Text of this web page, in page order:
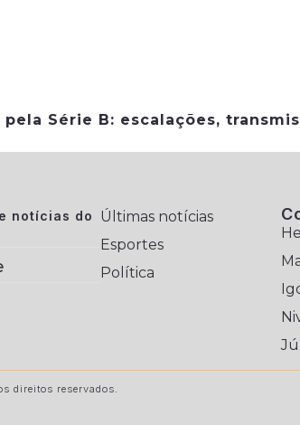
Série B: escalações,
notícias do
Últimas notícias
Esportes
Política
direitos reservados.